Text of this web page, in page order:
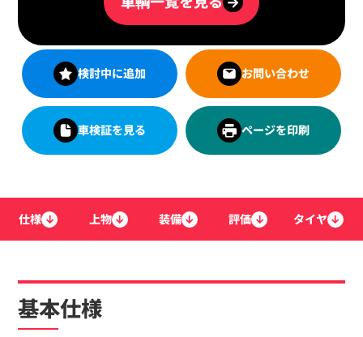
検討中に追加 お問い合わせ
車検証を見る ページを印刷
仕様 ↓ 上物 ↓ 装備 ↓ 評価 ↓ タイヤ ↓
基本仕様